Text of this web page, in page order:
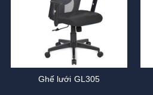
Ghế lưới GL305